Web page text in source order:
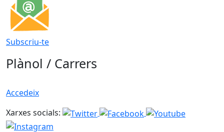
Subscriu-te
Plànol / Carrers
Accedeix
Xarxes socials: